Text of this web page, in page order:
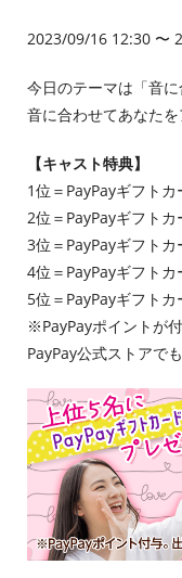
2023/09/16 12:30 〜
今日のテーマは「音に
音に合わせてあなた
【キャスト特典】
1位＝PayPayギフト
2位＝PayPayギフト
3位＝PayPayギフト
4位＝PayPayギフト
5位＝PayPayギフト
※PayPayポイントが
PayPay公式ストアで